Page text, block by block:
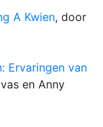
A Kwien, door
Ervaringen van
en Anny